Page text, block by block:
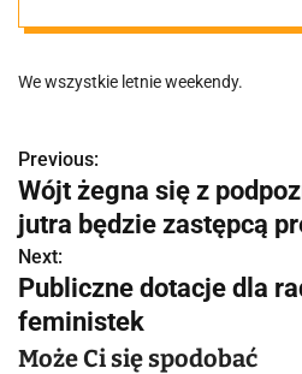
o miasta.
Pojadą
darmo!
We wszystkie letnie weekendy.
N
a
w
i
g
Previous:
Wójt żegna się z
jutra będzie zastępcą
Next:
Publiczne dotacje dla
feministek
Może Ci się spodobać